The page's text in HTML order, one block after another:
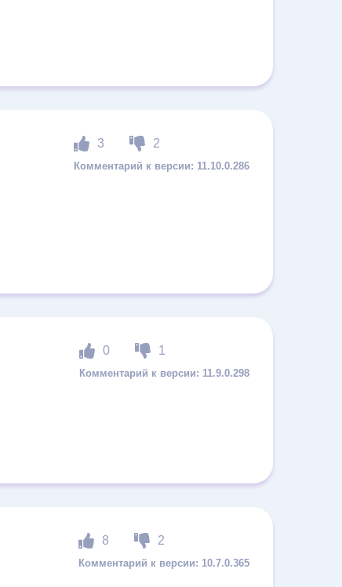
3 2
11.10.0.286
0 1
11.9.0.298
8 2
10.7.0.365